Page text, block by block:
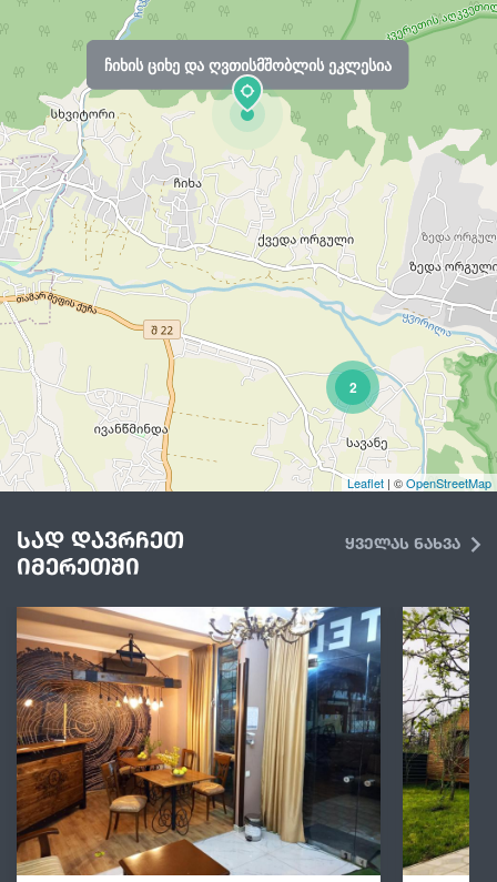
ჩიხის ციხე და ღვთისმშობლის ეკლესია
2
Leaflet | ©OpenStreetMap
სად დავრჩეთ
იმერეთში
ყველას ნახვა